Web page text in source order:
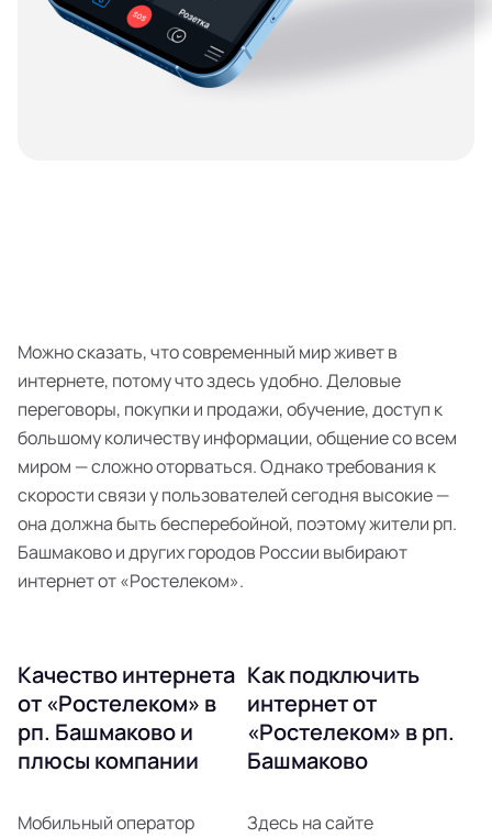
Можно сказать, что современный мир живет в
интернете, потому что здесь удобно. Деловые
переговоры, покупки и продажи, обучение, доступ к
большому количеству информации, общение со всем
миром — сложно оторваться. Однако требования к
скорости связи у пользователей сегодня высокие —
она должна быть бесперебойной, поэтому жители рп.
Башмаково и других городов России выбирают
интернет от «Ростелеком».
Качество интернета
от «Ростелеком» в
рп. Башмаково и
плюсы компании
Мобильный оператор
Как подключить
интернет от
«Ростелеком» в рп.
Башмаково
Здесь на сайте